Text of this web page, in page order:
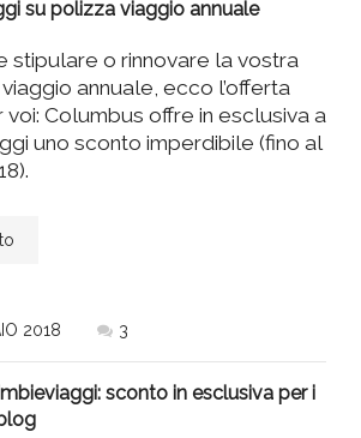
su polizza viaggio annuale
stipulare o rinnovare la vostra
annuale, ecco l’offerta
voi: Columbus offre in esclusiva a
uno sconto imperdibile (fino al
2018 3
sconto in esclusiva per i